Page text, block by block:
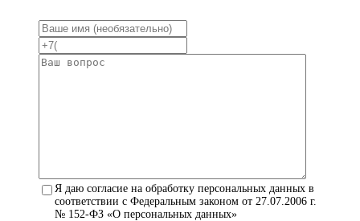
Я даю согласие на обработку персональных данных в
соответствии с Федеральным законом от 27.07.2006 г.
№ 152-ФЗ «О персональных данных»